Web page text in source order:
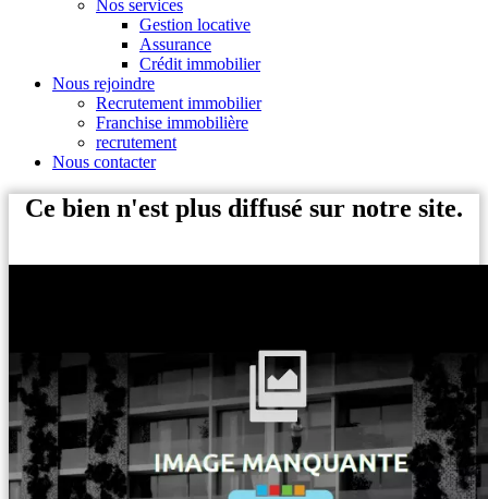
Nos services
Gestion locative
Assurance
Crédit immobilier
Nous rejoindre
Recrutement immobilier
Franchise immobilière
recrutement
Nous contacter
Ce bien n'est plus diffusé sur notre site.